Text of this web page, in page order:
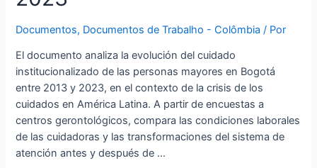
Documentos, Documentos de Trabalho - Colômbia / Por
El documento analiza la evolución del cuidado
institucionalizado de las personas mayores en Bogotá
entre 2013 y 2023, en el contexto de la crisis de los
cuidados en América Latina. A partir de encuestas a
centros gerontológicos, compara las condiciones laborales
de las cuidadoras y las transformaciones del sistema de
atención antes y después de …
Bogotá,
2013–
2023